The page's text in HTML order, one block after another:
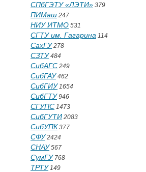
СПбГЭТУ «ЛЭТИ» 379
ПИМаш 247
НИУ ИТМО 531
СГТУ им. Гагарина 114
СахГУ278
СЗТУ484
СибАГС 249
СибГАУ462
СибГИУ1654
СибГТУ946
СГУПС 1473
СибГУТИ 2083
СибУПК 377
СФУ2424
СНАУ567
СумГУ768
ТРТУ149